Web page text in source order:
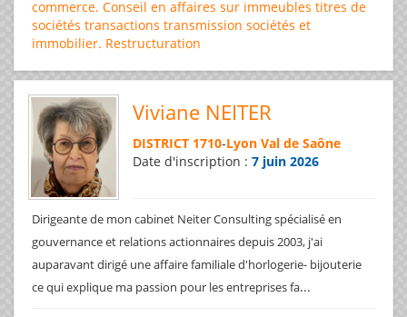
commerce. Conseil en affaires sur immeubles titres de
sociétés transactions transmission sociétés et
immobilier. Restructuration
Viviane NEITER
DISTRICT 1710-Lyon Val de Saône
Date d'inscription : 7 juin 2026
Dirigeante de mon cabinet Neiter Consulting spécialisé en
gouvernance et relations actionnaires depuis 2003, j'ai
auparavant dirigé une affaire familiale d'horlogerie- bijouterie
ce qui explique ma passion pour les entreprises fa...